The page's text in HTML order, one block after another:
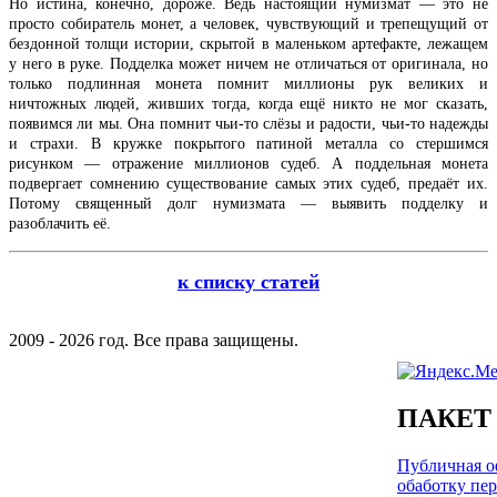
Но истина, конечно, дороже. Ведь настоящий нумизмат — это не
просто собиратель монет, а человек, чувствующий и трепещущий от
бездонной толщи истории, скрытой в маленьком артефакте, лежащем
у него в руке. Подделка может ничем не отличаться от оригинала, но
только подлинная монета помнит миллионы рук великих и
ничтожных людей, живших тогда, когда ещё никто не мог сказать,
появимся ли мы. Она помнит чьи-то слёзы и радости, чьи-то надежды
и страхи. В кружке покрытого патиной металла со стершимся
рисунком — отражение миллионов судеб. А поддельная монета
подвергает сомнению существование самых этих судеб, предаёт их.
Потому священный долг нумизмата — выявить подделку и
разоблачить её.
к списку статей
2009 - 2026 год. Все права защищены.
Публичная
обаботку